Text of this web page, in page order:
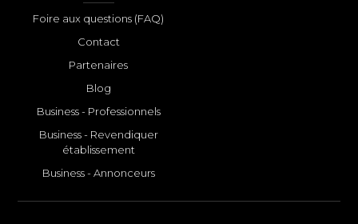
Foire aux questions (FAQ)
Contact
Partenaires
Blog
Business - Professionnels
Business - Revendiquer
établissement
Business - Annonceurs